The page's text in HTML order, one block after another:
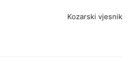
Kozarski vjesnik